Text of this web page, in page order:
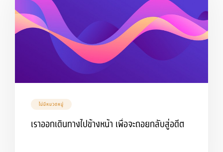
ไม่มีหมวดหมู่
เราออกเดินทางไปข้างหน้า เพื่อจะถอยกลับสู่อดีต